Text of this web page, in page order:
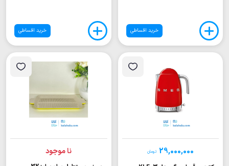
خرید اقساطی خرید اقساطی
29,000,000 تومان نا موجود